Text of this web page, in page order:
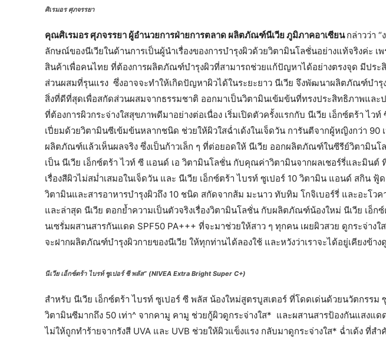
ศิเรมอร ศุภจรรยา
คุณศิเรมอร ศุภจรรยา ผู้อำนวยการฝ่ายการตลาด ผลิตภัณฑ์นีเวีย ภูมิภาคอาเซียนกล่าวว่า
ลักษณ์ของนีเวียในด้านการเป็นผู้นำเรื่องของการบำรุงผิวด้วยวิตามินโลชั่นอย่างแท้จริงค่ะ
สินค้าเพื่อคนไทย ที่ต้องการผลิตภัณฑ์บำรุงผิวที่สามารถช่วยแก้ปัญหาได้อย่างตรงจุด มีประ
ส่วนผสมที่รุนแรง ซึ่งอาจจะทำให้เกิดปัญหาผิวได้ในระยะยาว นีเวีย จึงพัฒนาผลิตภัณฑ์บำรุ
สิ่งที่ดีที่สุดเพื่อสกัดส่วนผสมจากธรรมชาติ ออกมาเป็นวิตามินเข้มข้นที่ทรงประสิทธิภาพและ
ที่ต้องการผิวกระจ่างใสสุขภาพดีมาอย่างต่อเนื่อง เริ่มเปิดตัวครั้งแรกกับ นีเวีย เอ็กซ์ตร้า ไว
เปี่ยมด้วยวิตามินซีเข้มข้นหลากชนิด ช่วยให้ผิวใสฉ่ำเด้งในเจ็ดวัน การันตีจากผู้หญิงกว่า 90
ผลิตภัณฑ์แล้วเห็นผลจริง ซึ่งเป็นก้าวเล็ก ๆ ที่ต่อยอดให้ นีเวีย ออกผลิตภัณฑ์ในซีรีย์วิตามินโ
เป็น นีเวีย เอ็กซ์ตร้า ไวท์ ซี แอนด์ เอ วิตามินโลชั่น กับคุณค่าวิตามินจากผลเชอร์รี่และมินต์
เรื่องสีผิวไม่สม่ำเสมอในเจ็ดวัน และ นีเวีย เอ็กซ์ตร้า ไบรท์ ซูเปอร์ 10 วิตามิน แอนด์ สกิน
วิตามินและสารอาหารบำรุงผิวถึง 10 ชนิด สกัดจากส้ม มะนาว ทับทิม โกจิเบอร์รี่ และอะโ
และล่าสุด นีเวีย ตอกย้ำความเป็นตัวจริงเรื่องวิตามินโลชั่น กับผลิตภัณฑ์น้องใหม่ นีเวีย เอ็ก
นเซรั่มผสานสารกันแดด SPF50 PA+++ ที่จะมาช่วยให้สาว ๆ ทุกคน เผยผิวสวย ดูกระจ่างใ
จะฝากผลิตภัณฑ์บำรุงผิวกายของนีเวีย ให้ทุกท่านได้ลองใช้ และหวังว่าเราจะได้อยู่เคียงข้า
นีเวีย เอ็กซ์ตร้า ไบรท์ ซูเปอร์ ซี พลัส” (NIVEA Extra Bright Super C+)
สำหรับ นีเวีย เอ็กซ์ตร้า ไบรท์ ซูเปอร์ ซี พลัส น้องใหม่สูตรบูสเตอร์ ที่โดดเด่นด้วยนวัตกรร
วิตามินซีมากถึง 50 เท่า^ จากคามู คามู ช่วยกู้ผิวดูกระจ่างใส* และผสานสารป้องกันแสงแด
ไม่ให้ถูกทำร้ายจากรังสี UVA และ UVB ช่วยให้ผิวแข็งแรง กลับมาดูกระจ่างใส* ฉ่ำเด้ง ที่ส